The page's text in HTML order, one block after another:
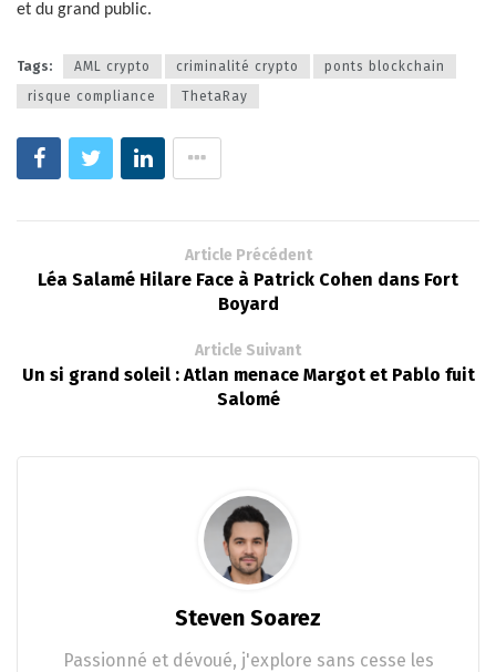
et du grand public.
Tags: AML crypto criminalité crypto
ponts blockchain
risque compliance
ThetaRay
Article Précédent
Léa Salamé Hilare Face à Patrick Cohen dans Fort
Boyard
Article Suivant
Un si grand soleil : Atlan menace Margot et Pablo fuit
Salomé
Steven Soarez
Passionné et dévoué, j'explore sans cesse les